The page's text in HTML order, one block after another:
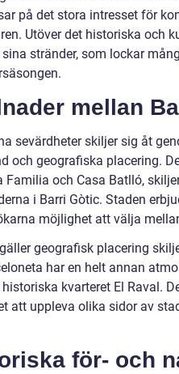
på det stora intresset för
Utöver det historiska och
stränder, som lockar
mellan
sevärdheter skiljer sig åt
och geografiska placering.
Familia och Casa Batlló,
i Barri Gòtic. Staden
möjlighet att välja
geografisk placering
har en helt annan
kvarteret El Raval.
att uppleva olika sidor av
för- och